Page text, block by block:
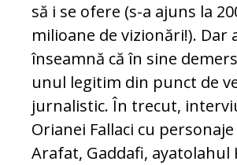
să i se ofere (s-a ajuns la
milioane de vizionări!). Dar
înseamnă că în sine
unul legitim din punct de
jurnalistic. În trecut,
Orianei Fallaci cu personaje
Arafat, Gaddafi, ayatolahul